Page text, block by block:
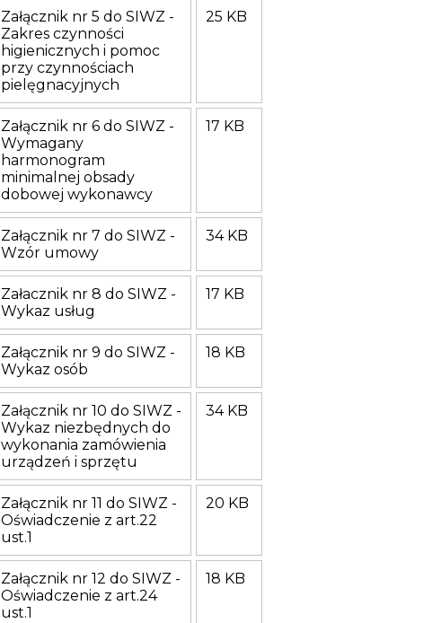
Załącznik nr 5 do SIWZ -
Zakres czynności
higienicznych i pomoc
przy czynnościach
pielęgnacyjnych
25 KB
Załącznik nr 6 do SIWZ -
Wymagany
harmonogram
minimalnej obsady
dobowej wykonawcy
17 KB
Załącznik nr 7 do SIWZ -
Wzór umowy
34 KB
Załacznik nr 8 do SIWZ -
Wykaz usług
17 KB
Załącznik nr 9 do SIWZ -
Wykaz osób
18 KB
Załącznik nr 10 do SIWZ -
Wykaz niezbędnych do
wykonania zamówienia
urządzeń i sprzętu
34 KB
Załącznik nr 11 do SIWZ -
Oświadczenie z art.22
ust.1
20 KB
Załącznik nr 12 do SIWZ -
Oświadczenie z art.24
ust.1
18 KB